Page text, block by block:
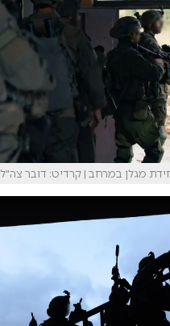
מגלן במרחב | קרדיט: דובר צה"ל